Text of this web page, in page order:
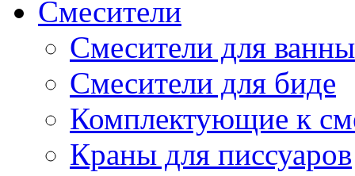
Смесители
Смесители для
Смесители для биде
Комплектующие к
Краны для писсуаров